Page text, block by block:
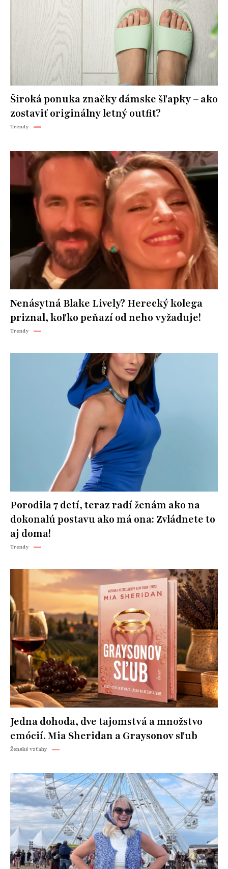
Široká ponuka značky dámske šľapky – ako
zostaviť originálny letný outfit?
Trendy
Nenásytná Blake Lively? Herecký kolega
priznal, koľko peňazí od neho vyžaduje!
Trendy
Porodila 7 detí, teraz radí ženám ako na
dokonalú postavu ako má ona: Zvládnete to
aj doma!
Trendy
Jedna dohoda, dve tajomstvá a množstvo
emócií. Mia Sheridan a Graysonov sľub
Ženské vzťahy